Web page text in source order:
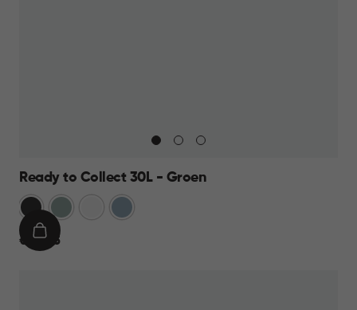
Ready to Collect 30L - Groen
Donkergrijs
Groen Blauw
€
€ 24,95
IN